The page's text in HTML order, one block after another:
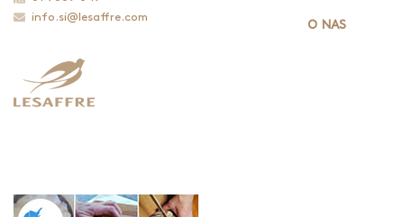
info.si@lesaffre.com
O NAS